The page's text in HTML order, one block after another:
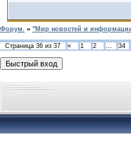
Форум. » "Мир новостей и
Страница 36 из 37 « 1 2 … 34